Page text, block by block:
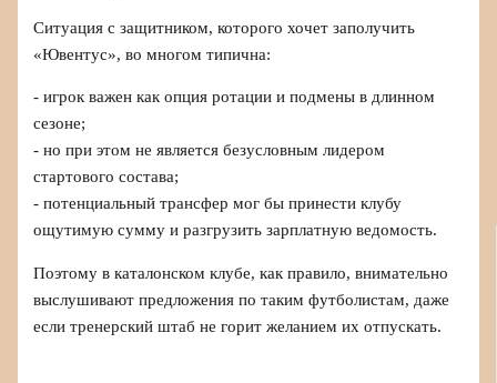
Ситуация с защитником, которого хочет заполучить
«Ювентус», во многом типична:
- игрок важен как опция ротации и подмены в длинном
сезоне;
- но при этом не является безусловным лидером
стартового состава;
- потенциальный трансфер мог бы принести клубу
ощутимую сумму и разгрузить зарплатную ведомость.
Поэтому в каталонском клубе, как правило, внимательно
выслушивают предложения по таким футболистам, даже
если тренерский штаб не горит желанием их отпускать.